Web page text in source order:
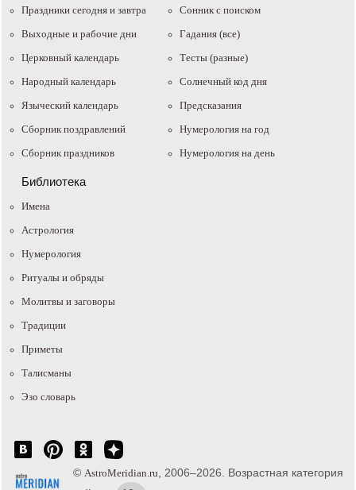
Праздники сегодня и завтра
Выходные и рабочие дни
Церковный календарь
Народный календарь
Языческий календарь
Сборник поздравлений
Сборник праздников
Cонник с поиском
Гадания (все)
Тесты (разные)
Солнечный код дня
Предсказания
Нумерология на год
Нумерология на день
Библиотека
Имена
Астрология
Нумерология
Ритуалы и обряды
Молитвы и заговоры
Традиции
Приметы
Талисманы
Эзо словарь
© AstroMeridian.ru , 2006–2026. Возрастная категория